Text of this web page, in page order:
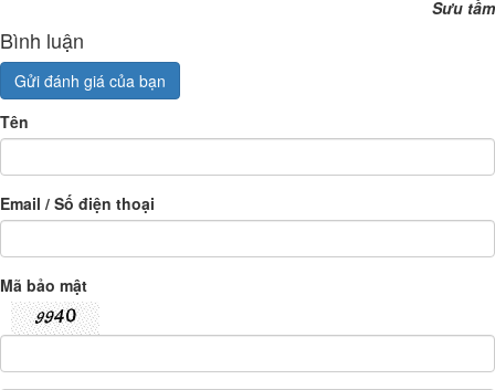
Sưu tầm
Bình luận
Gửi đánh giá của bạn
Tên
Email / Số điện thoại
Mã bảo mật